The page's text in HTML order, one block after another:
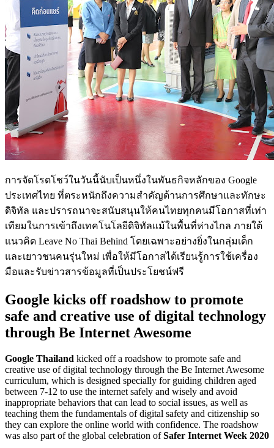
การจัดโรดโชว์ในวันนี้นับเป็นหนึ่งในพันธกิจหลักของ Google
ประเทศไทย ที่ตระหนักถึงความสำคัญด้านการศึกษาและทักษะ
ดิจิทัล และปรารถนาจะสนับสนุนให้คนไทยทุกคนมีโอกาสที่เท่า
เทียมในการเข้าถึงเทคโนโลยีดิจิทัลแม้ในพื้นที่ห่างไกล ภายใต้
แนวคิด Leave No Thai Behind โดยเฉพาะอย่างยิ่งในกลุ่มเด็ก
และเยาวชนคนรุ่นใหม่ เพื่อให้มีโอกาสได้เรียนรู้การใช้เครื่อง
มือและรับข่าวสารข้อมูลที่เป็นประโยชน์ฟรี
Google kicks off roadshow to promote
safe and creative use of digital technology
through Be Internet Awesome
Google Thailand kicked off a roadshow to promote safe and
creative use of digital technology through the Be Internet Awesome
curriculum, which is designed specially for guiding children aged
between 7-12 to use the internet safely and wisely and avoid
inappropriate behaviors that can lead to social issues, as well as
teaching them the fundamentals of digital safety and citizenship so
they can explore the online world with confidence. The roadshow
was also part of the global celebration ofSafer Internet Week 2020